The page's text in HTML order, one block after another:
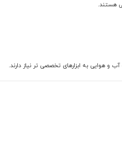
هستند.
هوایی به ابزارهای تخصصی تر نیاز دارند.